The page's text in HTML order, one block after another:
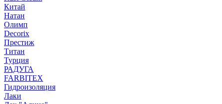
Китай
Натан
Олимп
Decorix
Престиж
Титан
Турция
РАДУГА
FARBITEX
Гидроизоляция
Лаки